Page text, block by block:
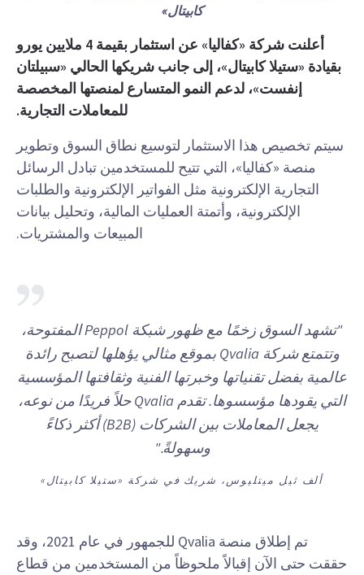
كابيتال»
أعلنت شركة «كفاليا» عن استثمار بقيمة 4 ملايين يورو
بقيادة «ستيلا كابيتال»، إلى جانب شريكها الحالي «سبيلتان
إنفست»، لدعم النمو المتسارع لمنصتها المخصصة
للمعاملات التجارية.
سيتم تخصيص هذا الاستثمار لتوسيع نطاق السوق وتطوير
منصة «كفاليا»، التي تتيح للمستخدمين تبادل الرسائل
التجارية الإلكترونية مثل الفواتير الإلكترونية والطلبات
الإلكترونية، وأتمتة العمليات المالية، وتحليل بيانات
المبيعات والمشتريات.
"تشهد السوق زخمًا مع ظهور شبكة Peppol المفتوحة،
وتتمتع شركة Qvalia بموقع مثالي يؤهلها لتصبح رائدة
عالمية بفضل تقنياتها وخبرتها الفنية وثقافتها المؤسسية
التي يقودها مؤسسوها. تقدم Qvalia حلاً فريدًا من نوعه،
يجعل المعاملات بين الشركات (B2B) أكثر ذكاءً
وسهولةً."
ألف ثيل ميتليوس، شريك في شركة «ستيلا كابيتال»
تم إطلاق منصة Qvalia للجمهور في عام 2021، وقد
حققت حتى الآن إقبالاً ملحوظاً من المستخدمين من قطاع